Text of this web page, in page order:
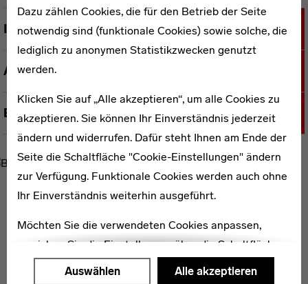
Dazu zählen Cookies, die für den Betrieb der Seite
notwendig sind (funktionale Cookies) sowie solche, die
lediglich zu anonymen Statistikzwecken genutzt
werden.
Klicken Sie auf „Alle akzeptieren“, um alle Cookies zu
akzeptieren. Sie können Ihr Einverständnis jederzeit
ändern und widerrufen. Dafür steht Ihnen am Ende der
Seite die Schaltfläche "Cookie-Einstellungen" ändern
zur Verfügung. Funktionale Cookies werden auch ohne
Ihr Einverständnis weiterhin ausgeführt.
Möchten Sie die verwendeten Cookies anpassen,
erreichen Sie die Einstellungen über die Schaltfläche
"Auswählen".
Auswählen Alle akzeptieren
Inhalt
Autoreninformationen
Edition
Bauhausmädels